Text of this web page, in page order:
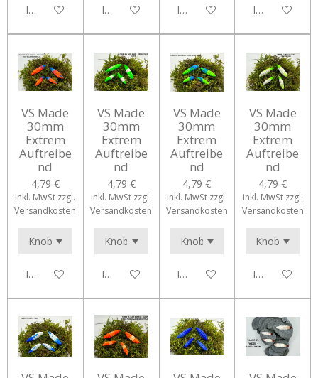
In den WarenkorbIn den WarenkorbIn den WarenkorbIn den
VS Made
30mm
Extrem
Auftreibe
nd
4,79 €
inkl. MwSt zzgl.
Versandkosten
In den Warenkorb
VS Made
30mm
Extrem
Auftreibe
nd
4,79 €
inkl. MwSt zzgl.
Versandkosten
In den Warenkorb
VS Made
30mm
Extrem
Auftreibe
nd
4,79 €
inkl. MwSt zzgl.
Versandkosten
In den Warenkorb
VS Made
30mm
Extrem
Auftreibe
nd
4,79 €
inkl. MwSt zzgl.
Versandkosten
In den